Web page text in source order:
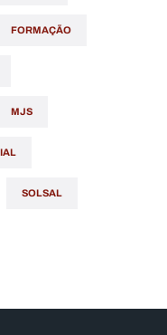
FORMAÇÃO
MJS
SOLSAL